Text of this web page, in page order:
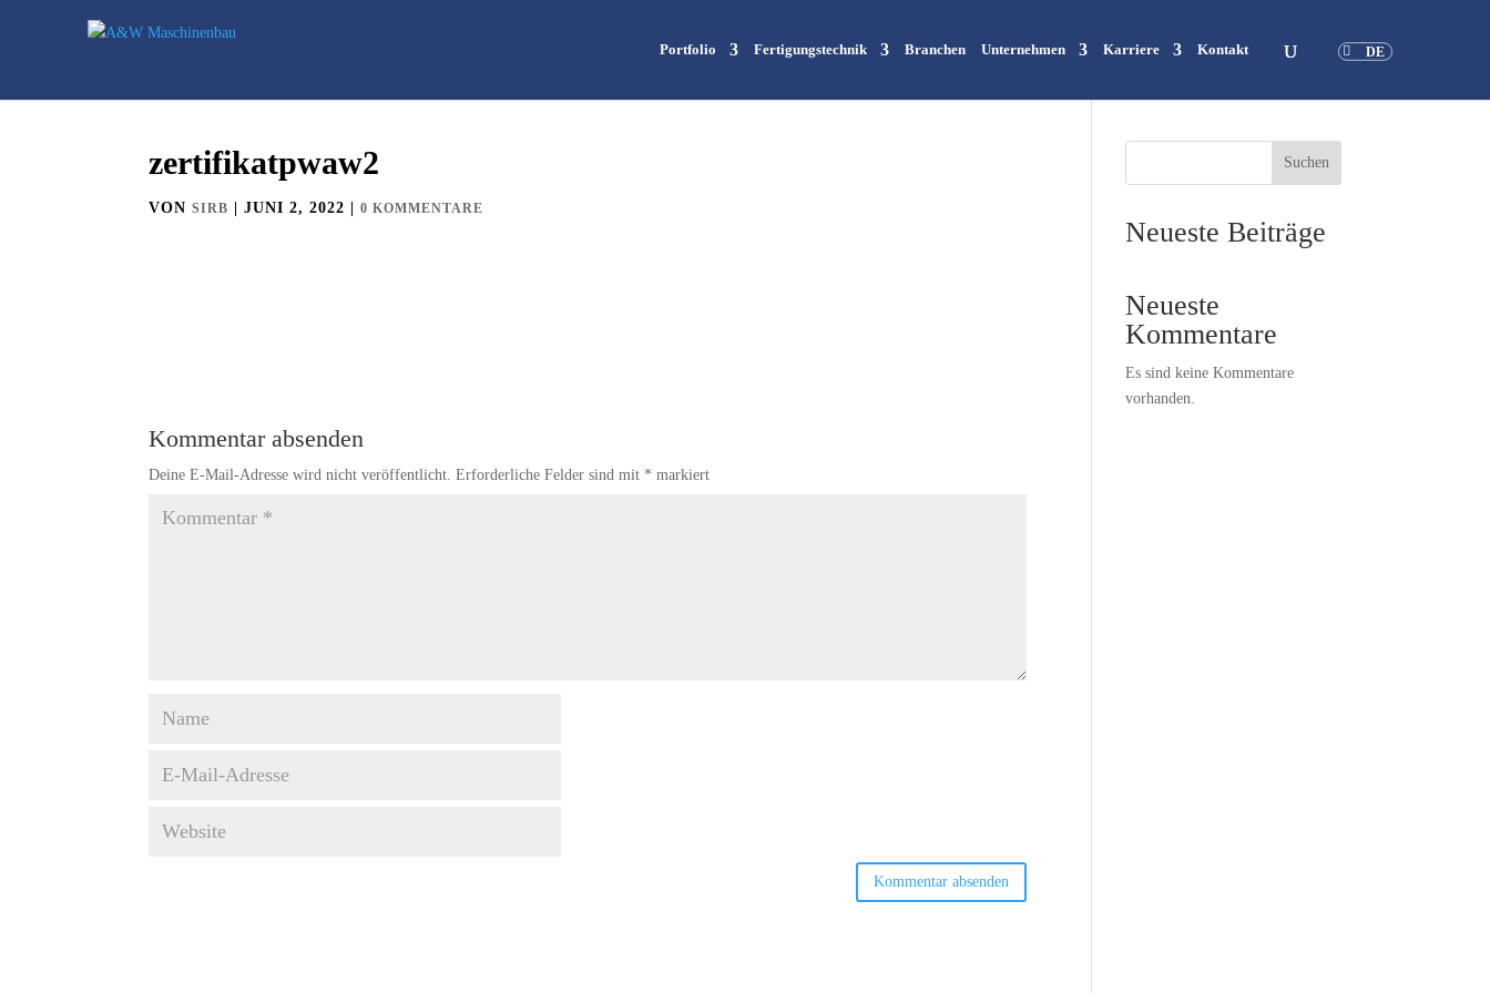
Portfolio Fertigungstechnik Branchen Unternehmen Karriere Kontakt DE
zertifikatpwaw2
VONSIRB |JUNI 2, 2022 |0 KOMMENTARE
Kommentar absenden
Deine E-Mail-Adresse wird nicht veröffentlicht. Erforderliche Felder sind mit * markiert
Suchen
Neueste Beiträge
Neueste
Kommentare
Es sind keine Kommentare
vorhanden.